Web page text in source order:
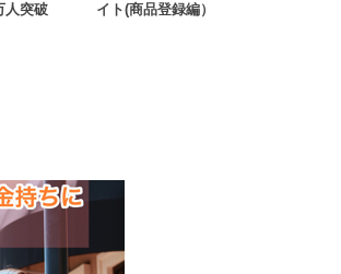
人突破
イト(商品登録編）